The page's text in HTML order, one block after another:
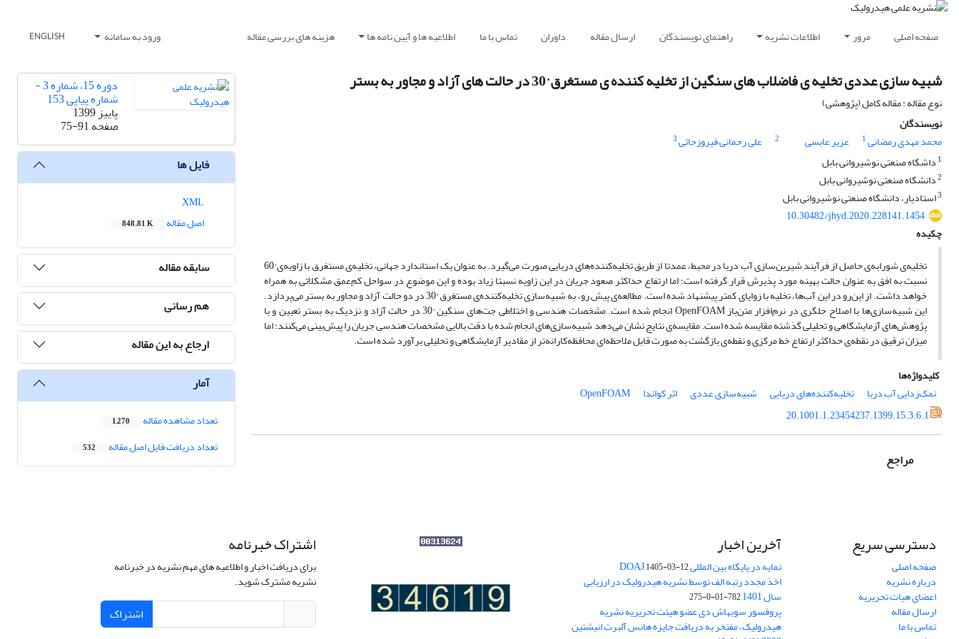
صفحه اصلی مرور اطلاعات نشریه راهنمای نویسندگان ارسال مقاله داوران تماس با ما اطلاعیه ها و آیین نامه ها هزینه های بررسی مقاله ورود به سامانه ENGLISH
شبیه سازی عددی تخلیه ی فاضلاب های سنگین از تخلیه کننده ی مستغرق °30 در حالت های آزاد و مجاور به بستر
نوع مقاله : مقاله کامل (پژوهشی)
نویسندگان
محمد مهدی رمضانی1 عزیر عابسی 2 علی رحمانی فیروزجائی3
1 داشگاه صنعتی نوشیروانی بابل
2دانشگاه صنعتی نوشیروانی بابل
3استادیار، دانشگاه صنعتی نوشیروانی بابل
10.30482/jhyd.2020.228141.1454
چکیده
تخلیه‌ی شورابه‌ی حاصل از فرآیند شیرین‌سازی آب دریا‌ در محیط، عمدتا از طریق تخلیه‌کننده‌های دریایی صورت می‌گیرد. به عنوان یک استاندارد جهانی، تخلیه‌ی مستغرق با زاویه‌ی °60
نسبت به افق به عنوان حالت بهینه‌ مورد پذیرش قرار گرفته است؛ اما ارتفاع حداکثر صعود جریان در این زاویه نسبتا زیاد بوده و این موضوع در سواحل کم‌عمق مشکلاتی به همراه
خواهد داشت. از این‌رو در این آب‌ها، تخلیه با زوایای کمتر پیشنهاد شده است. مطالعه‌ی پیش رو، به شبیه‌سازی تخلیه‌کننده‌ی مستغرق °30 در دو حالت آزاد و مجاور به بستر می‌پردازد.
این شبیه‌سازی‌ها با اصلاح حلگری در نرم‌افزار متن‌باز OpenFOAM انجام شده است. مشخصات هندسی و اختلاطی جت‌های سنگین °30 در حالت آزاد و نزدیک به بستر تعیین و با
پژوهش‌های آزمایشگاهی و تحلیلی گذشته مقایسه شده است. مقایسه‌ی‌ نتایج نشان می‌دهد شبیه‌سازی‌های انجام شده با دقت بالایی مشخصات هندسی جریان را پیش‌بینی می‌کنند؛ اما
میزان ترقیق در نقطه‌ی حداکثر ارتفاع خط مرکزی و نقطه‌ی بازگشت به صورت قابل ملاحظه‌ای محافظه‌کارانه‌تر از مقادیر آزمایشگاهی و تحلیلی برآورد شده است.
کلیدواژه‌ها
نمک‌زدایی آب دریا
تخلیه‌کننده‌های دریایی شبیه‌سازی عددی اثر کواندا
OpenFOAM
20.1001.1.23454237.1399.15.3.6.1
مراجع
دوره 15، شماره 3 -
شماره پیاپی 153
پاییز 1399
صفحه75-91
فایل ها
اصل مقاله
848.81 K
سابقه مقاله
هم رسانی
ارجاع به این مقاله
آمار
تعداد مشاهده مقاله 1,270
تعداد دریافت فایل اصل مقاله 532
دسترسی سریع
صفحه اصلی
درباره نشریه
اعضای هیات تحریریه
ارسال مقاله
تماس با ما
آخرین اخبار
نمایه در پایگاه بین المللی DOAJ1405-03-12
اخذ مجدد رتبه الف توسط نشریه هیدرولیک در ارزیابی
سال 1401 782-01-0-275
پروفسور سوبهاش دی عضو هیئت تحریریه نشریه
هیدرولیک، مفتخر به دریافت جایزه هانس آلبرت انیشتین
اشتراک خبرنامه
برای دریافت اخبار و اطلاعیه های مهم نشریه در خبرنامه
نشریه مشترک شوید.
اشتراک